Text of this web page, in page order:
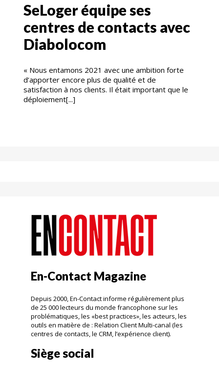
SeLoger équipe ses
centres de contacts avec
Diabolocom
« Nous entamons 2021 avec une ambition forte
d’apporter encore plus de qualité et de
satisfaction à nos clients. Il était important que le
déploiement[...]
En-Contact Magazine
Depuis 2000, En-Contact informe régulièrement plus
de 25 000 lecteurs du monde francophone sur les
problématiques, les «best practices», les acteurs, les
outils en matière de : Relation Client Multi-canal (les
centres de contacts, le CRM, l’expérience client).
Siège social